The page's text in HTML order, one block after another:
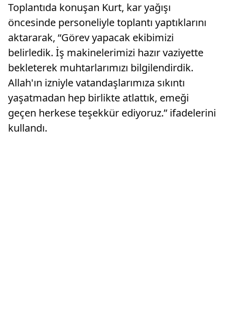
Toplantıda konuşan Kurt, kar yağışı
öncesinde personeliyle toplantı yaptıklarını
aktararak, “Görev yapacak ekibimizi
belirledik. İş makinelerimizi hazır vaziyette
bekleterek muhtarlarımızı bilgilendirdik.
Allah'ın izniyle vatandaşlarımıza sıkıntı
yaşatmadan hep birlikte atlattık, emeği
geçen herkese teşekkür ediyoruz.” ifadelerini
kullandı.